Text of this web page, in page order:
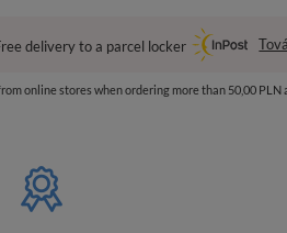
delivery to a parcel locker
online stores when ordering more than 50,00 PLN